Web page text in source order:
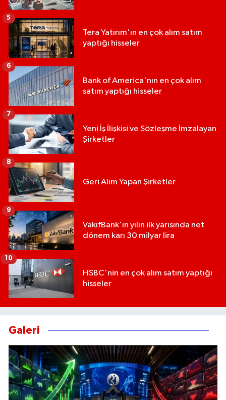
Tera Yatırım'ın en çok alım satım
yaptığı hisseler
5
Bank of America'nın en çok alım
satım yaptığı hisseler
6
Yeni İş İlişkisi ve Sözleşme İmzalayan
Şirketler
7
Geri Alım Yapan Şirketler
8
VakıfBank'ın yılın ilk yarısında net
dönem karı 30 milyar lira
9
HSBC'nin en çok alım satım yaptığı
hisseler
10
Galeri